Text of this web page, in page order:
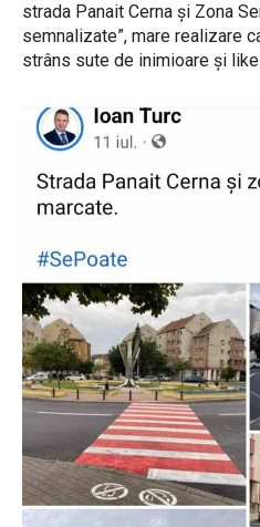
strada Panait Cerna și Zona
semnalizate”, mare realizare
strâns sute de inimioare și